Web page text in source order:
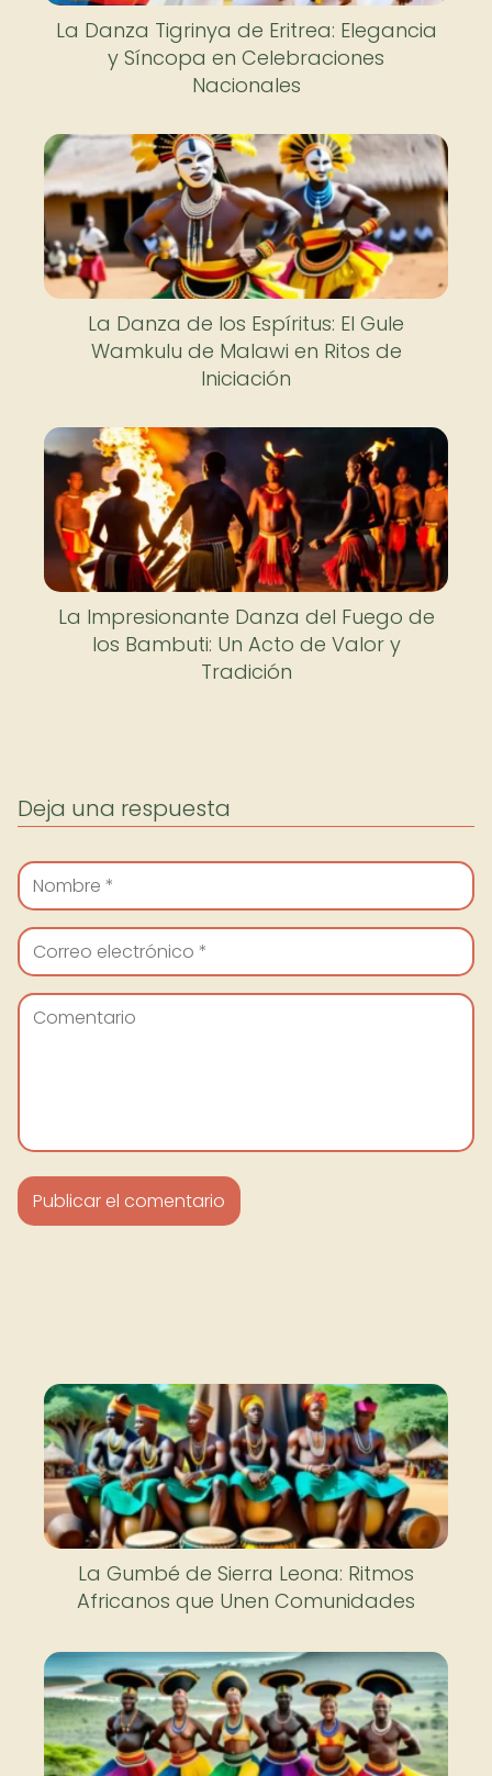
La Danza Tigrinya de Eritrea: Elegancia
y Síncopa en Celebraciones
Nacionales
La Danza de los Espíritus: El Gule
Wamkulu de Malawi en Ritos de
Iniciación
La Impresionante Danza del Fuego de
los Bambuti: Un Acto de Valor y
Tradición
Deja una respuesta
La Gumbé de Sierra Leona: Ritmos
Africanos que Unen Comunidades